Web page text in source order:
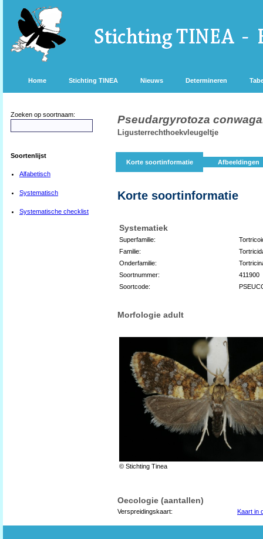
Home Stichting TINEA Nieuws Determineren
Zoeken op soortnaam:
Soortenlijst
Alfabetisch
Systematisch
Systematische checklist
Pseudargyrotoza
Ligusterrechthoekvleugeltje
Korte soortinformatie Afbeeldingen
Korte soortinformatie
Systematiek
Superfamilie:
Familie:
Onderfamilie:
Soortnummer:
411900
Soortcode:
Morfologie adult
© Stichting Tinea
Oecologie (aantallen)
Verspreidingskaart: Kaart in